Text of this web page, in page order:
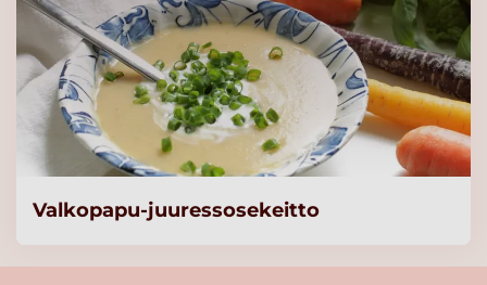
Valkopapu-juuressosekeitto